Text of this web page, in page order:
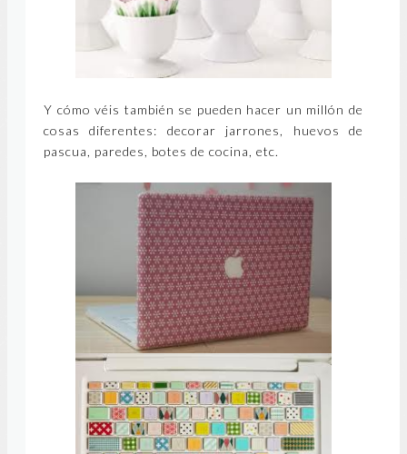
Y cómo véis también se pueden hacer un millón de
cosas diferentes: decorar jarrones, huevos de
pascua, paredes, botes de cocina, etc.